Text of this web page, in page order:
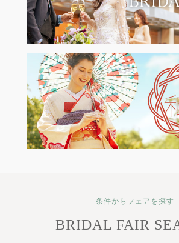
条件からフェアを探す
BRIDAL FAIR